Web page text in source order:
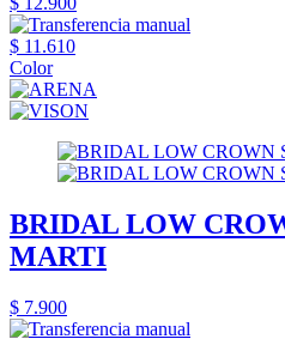
$ 11.610
Color
BRIDAL LOW
MARTI
$ 7.900